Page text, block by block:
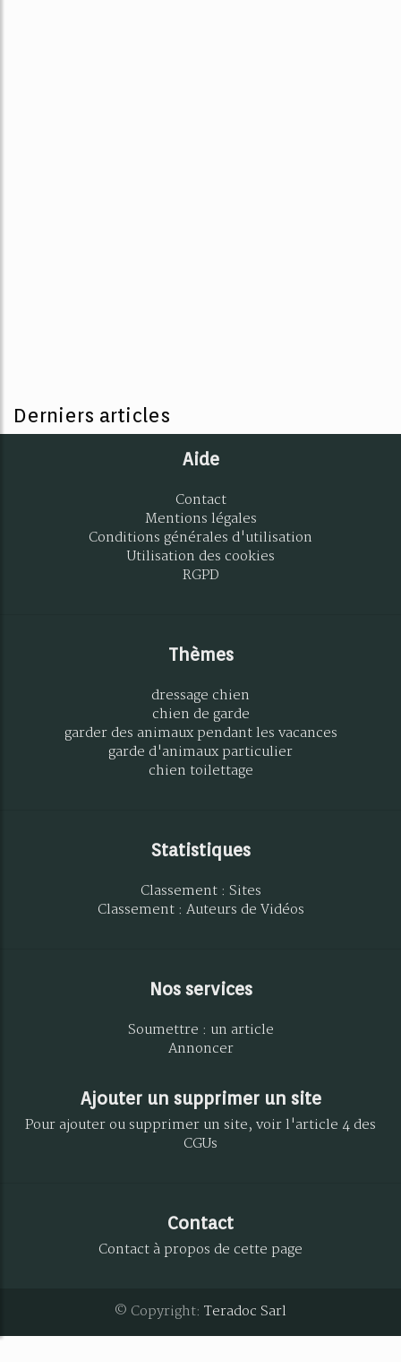
Derniers articles
Aide
Contact
Mentions légales
Conditions générales d'utilisation
Utilisation des cookies
RGPD
Thèmes
dressage chien
chien de garde
garder des animaux pendant les vacances
garde d'animaux particulier
chien toilettage
Statistiques
Classement : Sites
Classement : Auteurs de Vidéos
Nos services
Soumettre : un article
Annoncer
Ajouter un supprimer un site
Pour ajouter ou supprimer un site, voir l'article 4 des
CGUs
Contact
Contact à propos de cette page
© Copyright: Teradoc Sarl